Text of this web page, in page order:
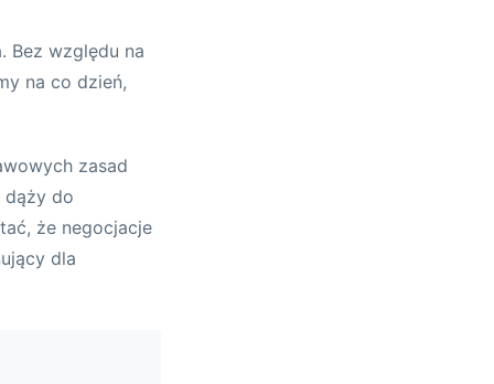
Bez względu na
na co dzień,
zasad
dąży do
że negocjacje
dla